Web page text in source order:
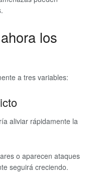
los
a tres variables:
aliviar rápidamente la
o aparecen ataques
seguirá creciendo.